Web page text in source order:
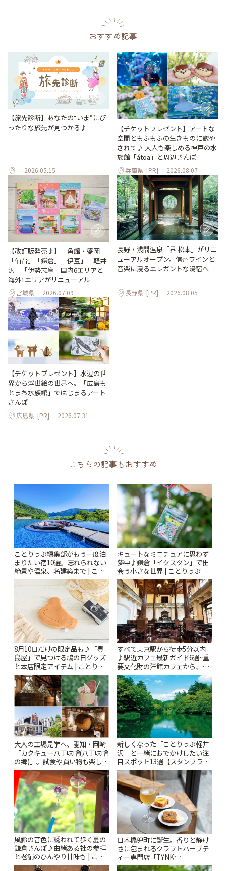
おすすめ記事
【旅先診断】あなたの“いま”にぴ
ったりな旅先が見つかる♪
2026.05.15
【チケットプレゼント】アートな
空間ともふもふの生きものに癒や
されて♪ 大人も楽しめる神戸の水
族館「átoa」と周辺さんぽ
兵庫県 [PR] 2026.08.07
【改訂版発売♪】「角館・盛岡」
「仙台」「鎌倉」「伊豆」「軽井
沢」「伊勢志摩」国内6エリアと
海外1エリアがリニューアル
宮城県 2026.07.09
長野・浅間温泉「界 松本」がリニ
ューアルオープン。信州ワインと
音楽に浸るエレガントな湯宿へ
長野県 [PR] 2026.08.05
【チケットプレゼント】水辺の世
界から浮世絵の世界へ。「広島も
とまち水族館」ではじまるアート
さんぽ
広島県 [PR] 2026.07.31
こちらの記事もおすすめ
ことりっぷ編集部がもう一度泊
まりたい宿10選。忘れられない
絶景や温泉、名建築まで | こと
りっぷ
キュートなミニチュアに思わず
夢中♪鎌倉「イクスタン」で出
会う小さな世界 | ことりっぷ
8月10日だけの限定品も♪「豊
島屋」で見つける鳩の日グッズ
と本店限定アイテム | ことりっ
ぷ
すべて東京駅から徒歩5分以内
♪駅近カフェ最新ガイド6選~重
要文化財の洋館カフェから、改
札すぐのレトロ喫茶まで~ | こと
りっぷ
大人の工場見学へ、愛知・岡崎
「カクキュー八丁味噌(八丁味噌
の郷)」。試食や買い物も楽しみ
♪ | ことりっぷ
新しくなった「ことりっぷ軽井
沢」と一緒におでかけしたい注
目スポット13選【スタンプラリ
ー開催中】 | ことりっぷ
風鈴の音色に誘われて歩く夏の
鎌倉さんぽ♪由緒ある社の参拝
と老舗のひんやり甘味も | こと
りっぷ
日本橋兜町に誕生。香りと静け
さに包まれるクラフトハーブテ
ィー専門店「TYNK
Kabutocho」 | ことりっぷ